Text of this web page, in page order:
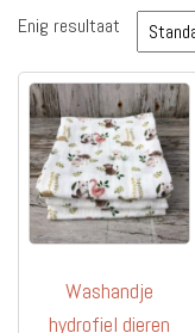
Enig resultaat
Washandje
hydrofiel dieren